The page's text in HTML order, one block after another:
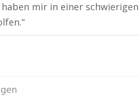
mir in einer schwierigen